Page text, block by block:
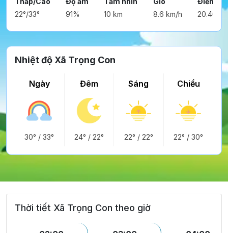
22°/33°
91%
10 km
8.6 km/h
20.46°
Nhiệt độ Xã Trọng Con
Ngày
30° /33°
Đêm
24° / 22°
Sáng
22° / 22°
Chiều
22° /30°
Thời tiết Xã Trọng Con theo giờ